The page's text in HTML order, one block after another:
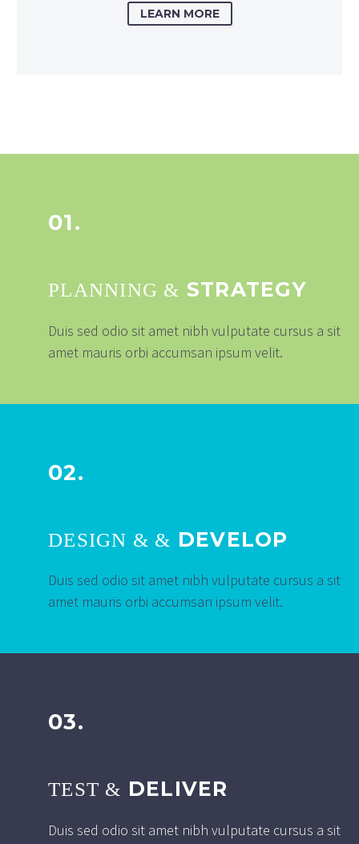
LEARN MORE
01.
PLANNING & STRATEGY
Duis sed odio sit amet nibh vulputate cursus a sit
amet mauris orbi accumsan ipsum velit.
02.
DESIGN & & DEVELOP
Duis sed odio sit amet nibh vulputate cursus a sit
amet mauris orbi accumsan ipsum velit.
03.
TEST & DELIVER
Duis sed odio sit amet nibh vulputate cursus a sit